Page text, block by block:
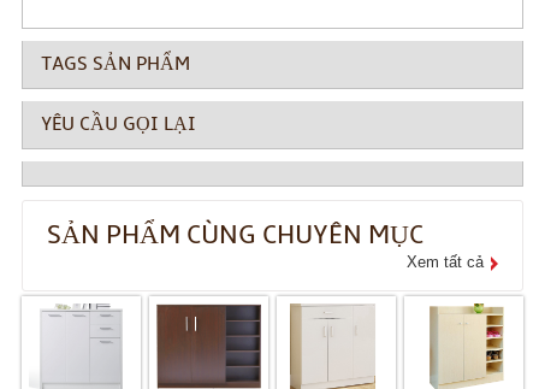
TAGS SẢN PHẨM
YÊU CẦU GỌI LẠI
SẢN PHẨM CÙNG CHUYÊN MỤC
Xem tất cả